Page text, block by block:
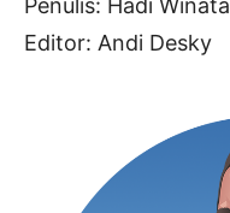
Editor: Andi Desky